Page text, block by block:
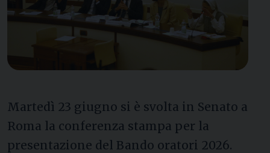
Martedì 23 giugno si è svolta in Senato a
Roma la conferenza stampa per la
presentazione del Bando oratori 2026.